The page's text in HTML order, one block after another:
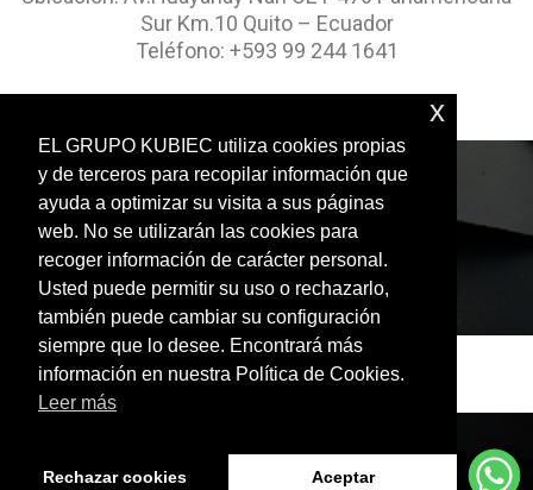
Sur Km.10 Quito – Ecuador
Teléfono: +593 99 244 1641
Copyright (c) 2022 ICON+ All Rights Reserved
EL GRUPO KUBIEC utiliza cookies propias
y de terceros para recopilar información que
ayuda a optimizar su visita a sus páginas
web. No se utilizarán las cookies para
recoger información de carácter personal.
Usted puede permitir su uso o rechazarlo,
también puede cambiar su configuración
siempre que lo desee. Encontrará más
información en nuestra Política de Cookies.
Leer más
Rechazar cookies Aceptar
x